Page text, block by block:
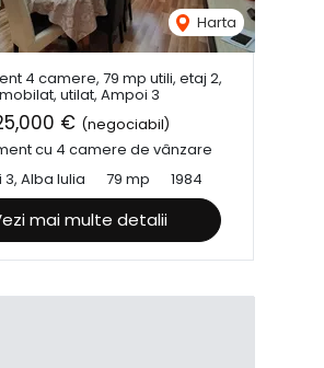
Harta
4 camere, 79 mp utili, etaj 2,
mobilat, utilat, Ampoi 3
€ (negociabil)
cu 4 camere de vânzare
Alba Iulia
79 mp 1984
mai multe detalii